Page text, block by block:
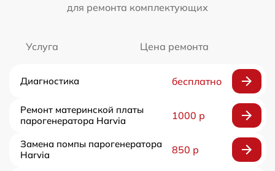
для ремонта комплектующих
Услуга Цена ремонта
Диагностика бесплатно
Ремонт материнской платы
парогенератора Harvia
1000 р
Замена помпы парогенератора
Harvia
850 р